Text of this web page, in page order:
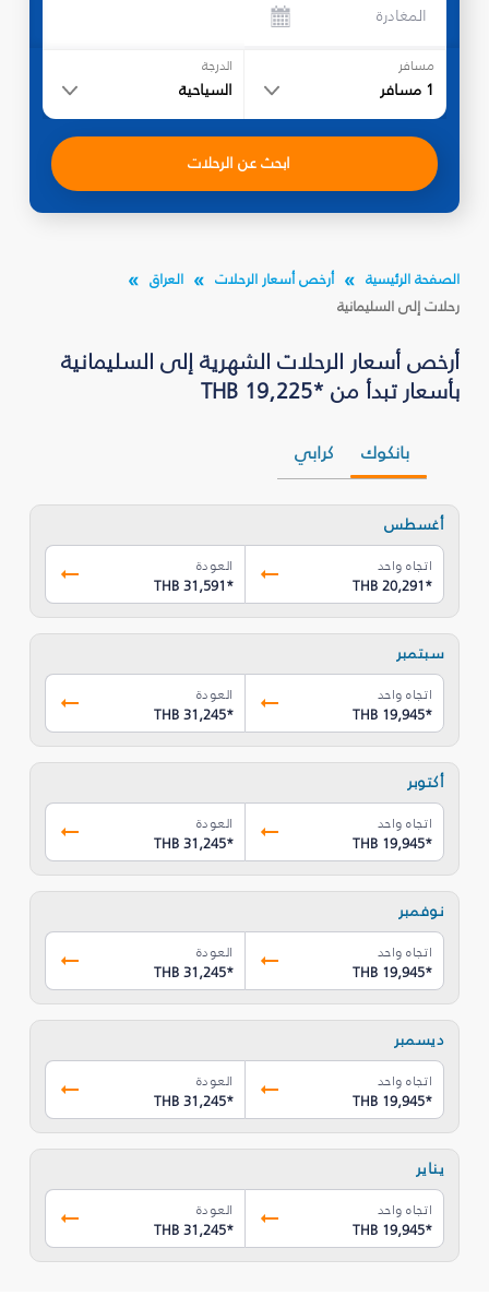
المغادرة
مسافر
1 مسافر
الدرجة
السياحية
ابحث عن الرحلات
الصفحة الرئيسية أرخص أسعار الرحلات
العراق
رحلات إلى السليمانية‎
أرخص أسعار الرحلات الشهرية إلى السليمانية‎
بأسعار تبدأ من *THB 19,225
بانكوك كرابي
أغسطس
اتجاه واحد
THB 20,291*
العودة
THB 31,591*
سبتمبر
اتجاه واحد
THB 19,945*
العودة
THB 31,245*
أكتوبر
اتجاه واحد
THB 19,945*
العودة
THB 31,245*
نوفمبر
اتجاه واحد
THB 19,945*
العودة
THB 31,245*
ديسمبر
اتجاه واحد
THB 19,945*
العودة
THB 31,245*
يناير
اتجاه واحد
THB 19,945*
العودة
THB 31,245*